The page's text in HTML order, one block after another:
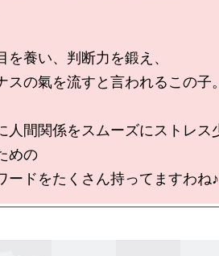
を養い、判断力を鍛え、
スの氣を流すと言われるこの子
人間関係をスムーズにストレス
めの